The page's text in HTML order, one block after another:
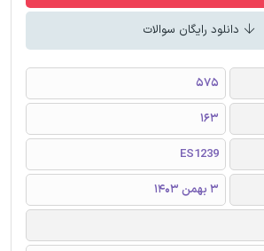
دانلود رایگان سوالات
575
163
ES1239
3 بهمن 1403